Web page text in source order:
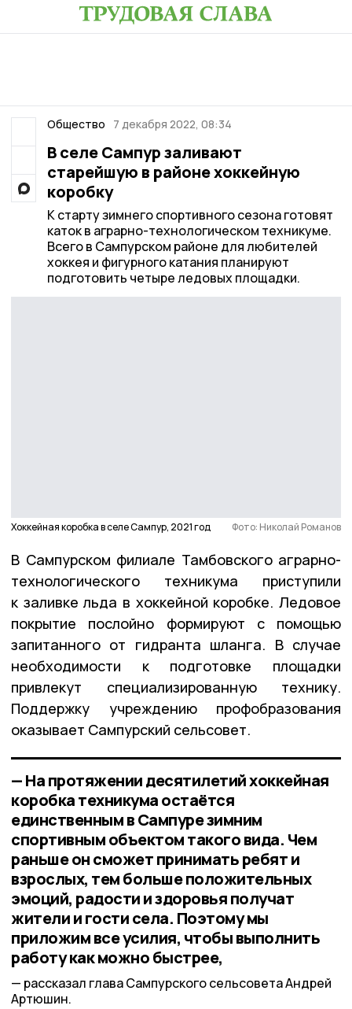
Общество 7 декабря 2022, 08:34
В селе Сампур заливают
старейшую в районе хоккейную
коробку
К старту зимнего спортивного сезона готовят
каток в аграрно-технологическом техникуме.
Всего в Сампурском районе для любителей
хоккея и фигурного катания планируют
подготовить четыре ледовых площадки.
Хоккейная коробка в селе Сампур, 2021 год Фото: Николай Романов
В Сампурском филиале Тамбовского аграрно-
технологического техникума приступили
к заливке льда в хоккейной коробке. Ледовое
покрытие послойно формируют с помощью
запитанного от гидранта шланга. В случае
необходимости к подготовке площадки
привлекут специализированную технику.
Поддержку учреждению профобразования
оказывает Сампурский сельсовет.
— На протяжении десятилетий хоккейная
коробка техникума остаётся
единственным в Сампуре зимним
спортивным объектом такого вида. Чем
раньше он сможет принимать ребят и
взрослых, тем больше положительных
эмоций, радости и здоровья получат
жители и гости села. Поэтому мы
приложим все усилия, чтобы выполнить
работу как можно быстрее,
рассказал глава Сампурского сельсовета Андрей
Артюшин.